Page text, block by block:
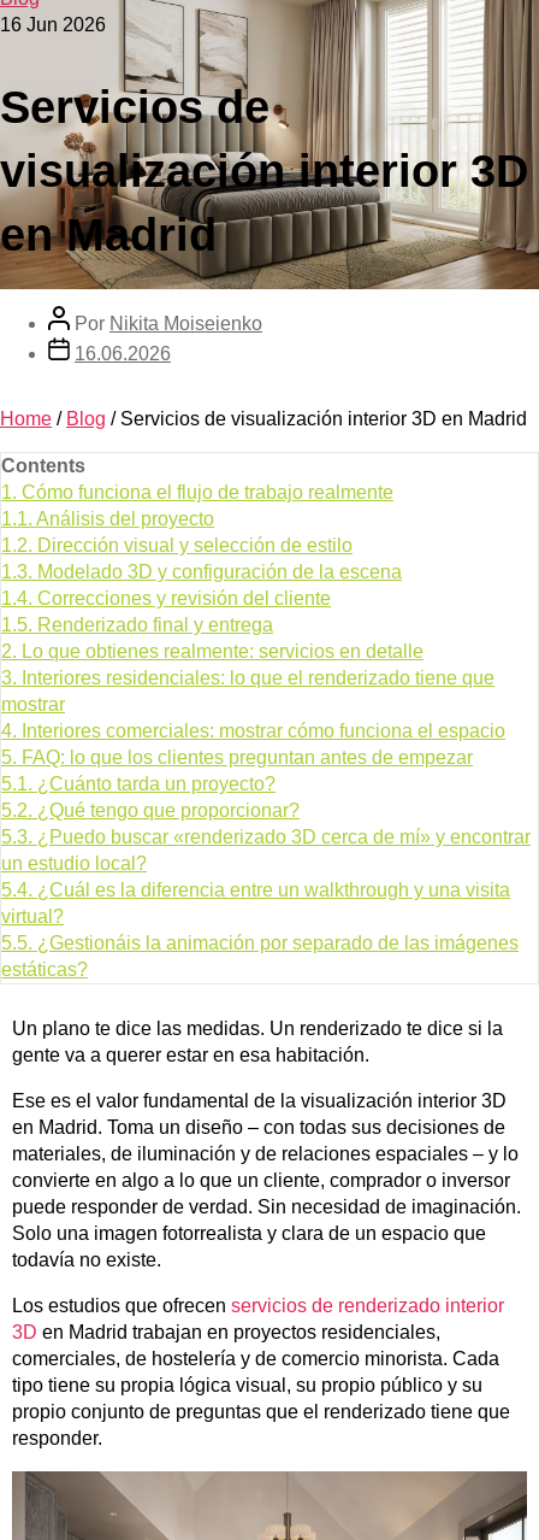
16 Jun 2026
Servicios de
visualización interior 3D
en Madrid
Por Nikita Moiseienko
16.06.2026
Home / Blog / Servicios de visualización interior 3D en Madrid
Contents
1. Cómo funciona el flujo de trabajo realmente
1.1. Análisis del proyecto
1.2. Dirección visual y selección de estilo
1.3. Modelado 3D y configuración de la escena
1.4. Correcciones y revisión del cliente
1.5. Renderizado final y entrega
2. Lo que obtienes realmente: servicios en detalle
3. Interiores residenciales: lo que el renderizado tiene que
mostrar
4. Interiores comerciales: mostrar cómo funciona el espacio
5. FAQ: lo que los clientes preguntan antes de empezar
5.1. ¿Cuánto tarda un proyecto?
5.2. ¿Qué tengo que proporcionar?
5.3. ¿Puedo buscar «renderizado 3D cerca de mí» y encontrar
un estudio local?
5.4. ¿Cuál es la diferencia entre un walkthrough y una visita
virtual?
5.5. ¿Gestionáis la animación por separado de las imágenes
estáticas?
Un plano te dice las medidas. Un renderizado te dice si la
gente va a querer estar en esa habitación.
Ese es el valor fundamental de la visualización interior 3D
en Madrid. Toma un diseño – con todas sus decisiones de
materiales, de iluminación y de relaciones espaciales – y lo
convierte en algo a lo que un cliente, comprador o inversor
puede responder de verdad. Sin necesidad de imaginación.
Solo una imagen fotorrealista y clara de un espacio que
todavía no existe.
Los estudios que ofrecen servicios de renderizado interior
3D en Madrid trabajan en proyectos residenciales,
comerciales, de hostelería y de comercio minorista. Cada
tipo tiene su propia lógica visual, su propio público y su
propio conjunto de preguntas que el renderizado tiene que
responder.